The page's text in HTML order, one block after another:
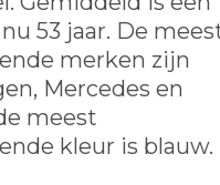
53 jaar. De
merken zijn
Mercedes en
meest
kleur is blauw.